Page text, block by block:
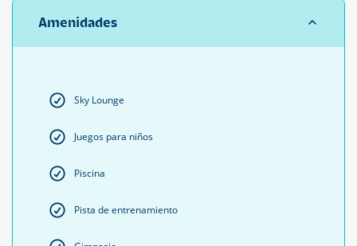
Amenidades
Sky Lounge
Juegos para niños
Piscina
Pista de entrenamiento